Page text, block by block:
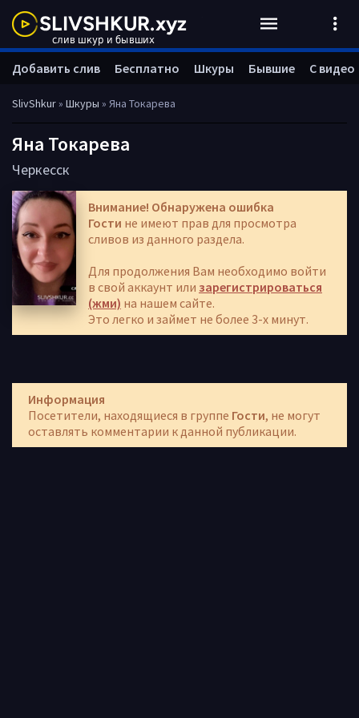
SlivShkur» Шкуры » Яна Токарева
Яна Токарева
Черкесск
Внимание! Обнаружена ошибка
Гости не имеют прав для просмотра
сливов из данного раздела.
Для продолжения Вам необходимо войти
в свой аккаунт или зарегистрироваться
(жми) на нашем сайте.
Это легко и займет не более 3-х минут.
Информация
Посетители, находящиеся в группе Гости, не могут
оставлять комментарии к данной публикации.
Добавить слив Бесплатно Шкуры Бывшие С видео